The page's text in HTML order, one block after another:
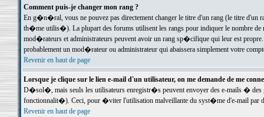
Comment puis-je changer mon rang ?
En g�n�ral, vous ne pouvez pas directement changer le titre d'un rang (le titre d'un
th�me utilis�). La plupart des forums utilisent les rangs pour indiquer le nombre de
mod�rateurs et administrateurs peuvent avoir un rang sp�cifique qui leur est
probablement un mod�rateur ou administrateur qui abaissera simplement votre
Revenir en haut de page
Lorsque je clique sur le lien e-mail d'un utilisateur, on me demande de me
D�sol�, mais seuls les utilisateurs enregistr�s peuvent envoyer des e-mails �
fonctionnalit�). Ceci, pour �viter l'utilisation malveillante du syst�me d'e-mail par
Revenir en haut de page